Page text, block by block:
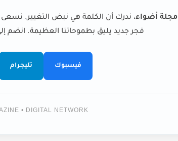
مجلة أضواء، ندرك أن الكلمة هي نبض التغيير.
فجر جديد يليق بطموحاتنا العظيمة. انضم
فيسبوك تليجرام
• DIGITAL NETWORK